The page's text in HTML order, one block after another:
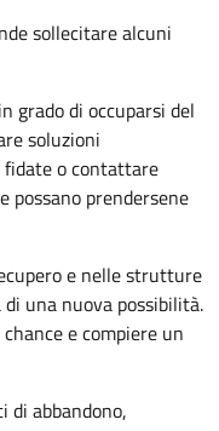
sollecitare alcuni
grado di occuparsi del
soluzioni
fidate o contattare
possano prendersene
e nelle strutture
una nuova possibilità.
e compiere un
di abbandono,